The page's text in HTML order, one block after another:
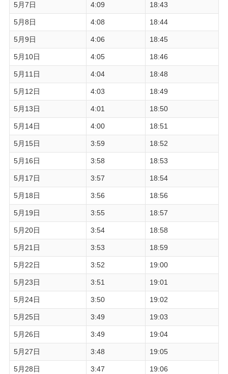
5月7日 4:09 18:43
5月8日 4:08 18:44
5月9日 4:06 18:45
5月10日 4:05 18:46
5月11日 4:04 18:48
5月12日 4:03 18:49
5月13日 4:01 18:50
5月14日 4:00 18:51
5月15日 3:59 18:52
5月16日 3:58 18:53
5月17日 3:57 18:54
5月18日 3:56 18:56
5月19日 3:55 18:57
5月20日 3:54 18:58
5月21日 3:53 18:59
5月22日 3:52 19:00
5月23日 3:51 19:01
5月24日 3:50 19:02
5月25日 3:49 19:03
5月26日 3:49 19:04
5月27日 3:48 19:05
5月28日 3:47 19:06